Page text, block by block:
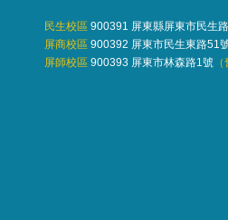
民生校區 900391 屏東縣屏東市民生
屏商校區 900392 屏東市民生東路51
屏師校區 900393 屏東市林森路1號